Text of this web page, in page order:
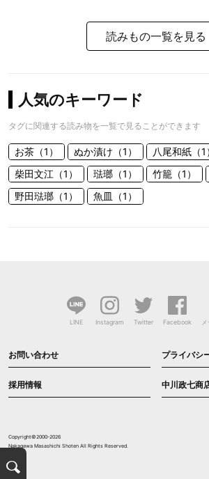
読みもの一覧を見る
人気のキーワード
タグに関連する読み物を一覧で見ることができます
お茶（1） ぬか漬け（1） 八尾和紙（1
柴田文江（1）
琺瑯（1） 竹籠（1）
野田琺瑯（1）
魚皿（1）
LINE Instagram Twitter Facebook
お問い合わせ プライバシ
採用情報 中川政七商
Copyright©2000-2026
Nakagawa Masashichi Shoten All Rights Reserved.
検